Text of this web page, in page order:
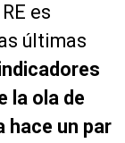
es
últimas
la ola de
hace un par